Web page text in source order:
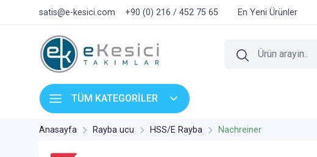
satis@e-kesici.com +90 (0) 216 / 452 75 65 En Yeni Ürünler
TÜM KATEGORİLER
Anasayfa Rayba ucu HSS/E Rayba Nachreiner